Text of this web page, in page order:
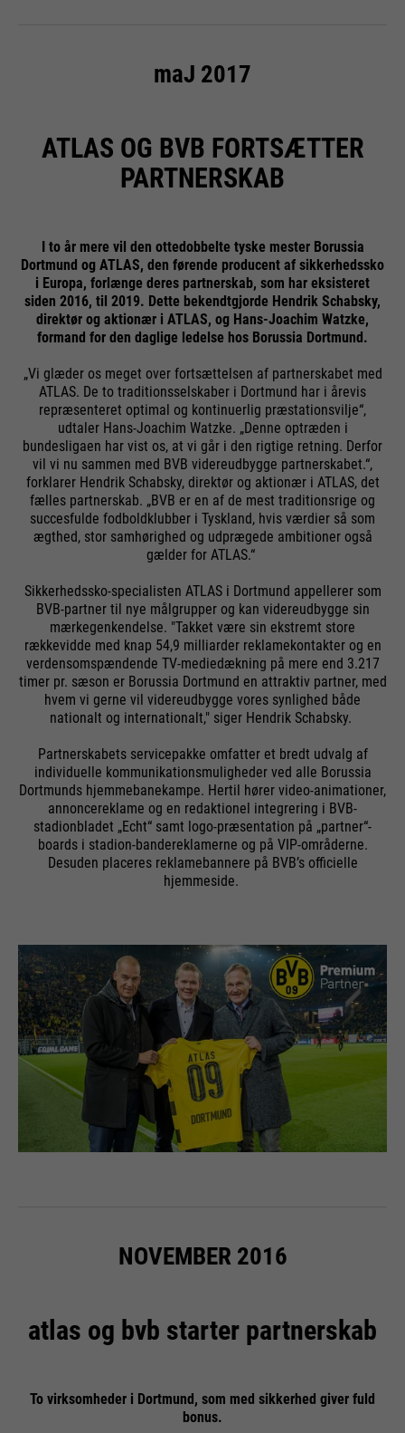
maJ 2017
ATLAS OG BVB FORTSÆTTER
PARTNERSKAB
I to år mere vil den ottedobbelte tyske mester Borussia
Dortmund og ATLAS, den førende producent af sikkerhedssko
i Europa, forlænge deres partnerskab, som har eksisteret
siden 2016, til 2019. Dette bekendtgjorde Hendrik Schabsky,
direktør og aktionær i ATLAS, og Hans-Joachim Watzke,
formand for den daglige ledelse hos Borussia Dortmund.
„Vi glæder os meget over fortsættelsen af partnerskabet med
ATLAS. De to traditionsselskaber i Dortmund har i årevis
repræsenteret optimal og kontinuerlig præstationsvilje“,
udtaler Hans-Joachim Watzke. „Denne optræden i
bundesligaen har vist os, at vi går i den rigtige retning. Derfor
vil vi nu sammen med BVB videreudbygge partnerskabet.“,
forklarer Hendrik Schabsky, direktør og aktionær i ATLAS, det
fælles partnerskab. „BVB er en af de mest traditionsrige og
succesfulde fodboldklubber i Tyskland, hvis værdier så som
ægthed, stor samhørighed og udprægede ambitioner også
gælder for ATLAS.“
Sikkerhedssko-specialisten ATLAS i Dortmund appellerer som
BVB-partner til nye målgrupper og kan videreudbygge sin
mærkegenkendelse. "Takket være sin ekstremt store
rækkevidde med knap 54,9 milliarder reklamekontakter og en
verdensomspændende TV-mediedækning på mere end 3.217
timer pr. sæson er Borussia Dortmund en attraktiv partner, med
hvem vi gerne vil videreudbygge vores synlighed både
nationalt og internationalt," siger Hendrik Schabsky.
Partnerskabets servicepakke omfatter et bredt udvalg af
individuelle kommunikationsmuligheder ved alle Borussia
Dortmunds hjemmebanekampe. Hertil hører video-animationer,
annoncereklame og en redaktionel integrering i BVB-
stadionbladet „Echt“ samt logo-præsentation på „partner“-
boards i stadion-bandereklamerne og på VIP-områderne.
Desuden placeres reklamebannere på BVB’s officielle
hjemmeside.
NOVEMBER 2016
atlas og bvb starter partnerskab
To virksomheder i Dortmund, som med sikkerhed giver fuld
bonus.